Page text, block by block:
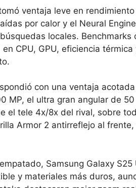
ventaja leve en
por calor y el Neural
locales.
CPU, GPU, eficiencia
con una ventaja
MP, el ultra gran angular de
el tele 4x/8x del rival, sobre
Armor 2 antirreflejo al
Samsung Galaxy S25
y materiales más duros,